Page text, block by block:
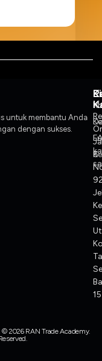
untuk membantu Anda
dengan sukses.
6
2026 RAN Trade Academy.